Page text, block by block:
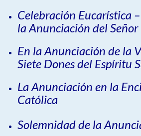
Celebración Eucarística
la Anunciación del Señor
En la Anunciación de la
Siete Dones del Espíritu
La Anunciación en la
Católica
Solemnidad de la